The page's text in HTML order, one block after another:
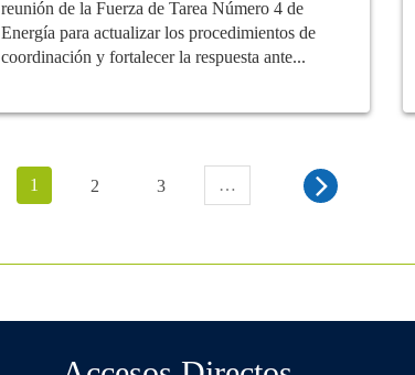
reunión de la Fuerza de Tarea Número 4 de
Energía para actualizar los procedimientos de
coordinación y fortalecer la respuesta ante...
1 2 3 …